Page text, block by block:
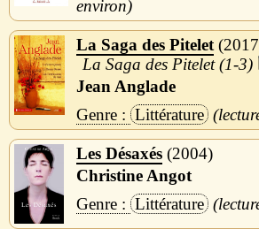
La Saga des Pitelet 2017
La Saga des Pitelet (1-3)
Jean Anglade
Littérature
Les Désaxés 2004
Christine Angot
Littérature